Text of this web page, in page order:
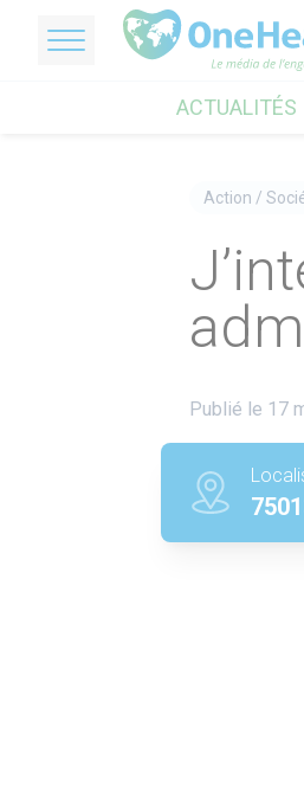
ACTUALITÉS
Action /
Publié le 17